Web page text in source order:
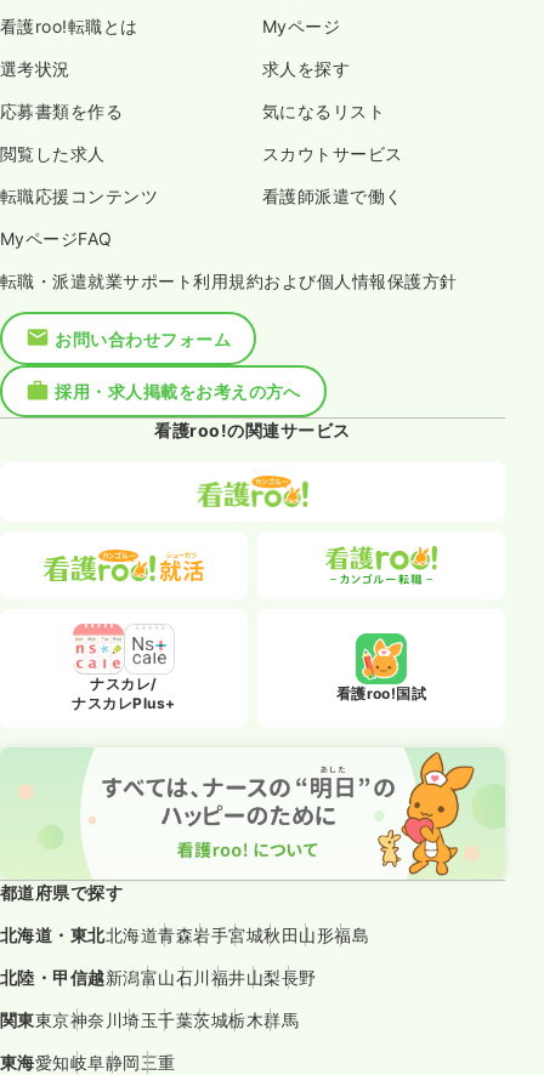
看護roo!転職とは Myページ
選考状況 求人を探す
応募書類を作る 気になるリスト
閲覧した求人 スカウトサービス
転職応援コンテンツ 看護師派遣で働く
MyページFAQ
転職・派遣就業サポート利用規約および個人情報保護方針
お問い合わせフォーム
採用・求人掲載をお考えの方へ
看護roo!の関連サービス
ナスカレ/
ナスカレPlus+
看護roo!国試
都道府県で探す
北海道・東北北海道青森岩手宮城秋田山形福島
北陸・甲信越新潟富山石川福井山梨長野
関東東京神奈川埼玉千葉茨城栃木群馬
東海愛知岐阜静岡三重